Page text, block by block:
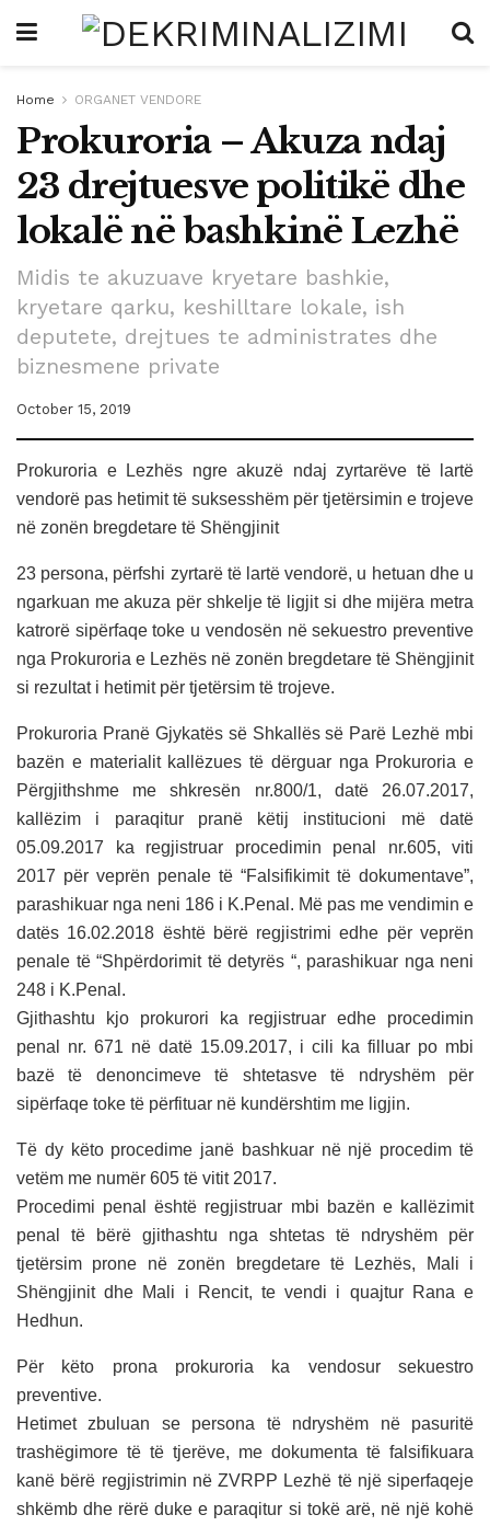
Home ORGANET VENDORE
Prokuroria – Akuza ndaj
23 drejtuesve politikë dhe
lokalë në bashkinë Lezhë
Midis te akuzuave kryetare bashkie,
kryetare qarku, keshilltare lokale, ish
deputete, drejtues te administrates dhe
biznesmene private
October 15, 2019
Prokuroria e Lezhës ngre akuzë ndaj zyrtarëve të lartë
vendorë pas hetimit të suksesshëm për tjetërsimin e trojeve
në zonën bregdetare të Shëngjinit
23 persona, përfshi zyrtarë të lartë vendorë, u hetuan dhe u
ngarkuan me akuza për shkelje të ligjit si dhe mijëra metra
katrorë sipërfaqe toke u vendosën në sekuestro preventive
nga Prokuroria e Lezhës në zonën bregdetare të Shëngjinit
si rezultat i hetimit për tjetërsim të trojeve.
Prokuroria Pranë Gjykatës së Shkallës së Parë Lezhë mbi
bazën e materialit kallëzues të dërguar nga Prokuroria e
Përgjithshme me shkresën nr.800/1, datë 26.07.2017,
kallëzim i paraqitur pranë këtij institucioni më datë
05.09.2017 ka regjistruar procedimin penal nr.605, viti
2017 për veprën penale të “Falsifikimit të dokumentave”,
parashikuar nga neni 186 i K.Penal. Më pas me vendimin e
datës 16.02.2018 është bërë regjistrimi edhe për veprën
penale të “Shpërdorimit të detyrës “, parashikuar nga neni
248 i K.Penal.
Gjithashtu kjo prokurori ka regjistruar edhe procedimin
penal nr. 671 në datë 15.09.2017, i cili ka filluar po mbi
bazë të denoncimeve të shtetasve të ndryshëm për
sipërfaqe toke të përfituar në kundërshtim me ligjin.
Të dy këto procedime janë bashkuar në një procedim të
vetëm me numër 605 të vitit 2017.
Procedimi penal është regjistruar mbi bazën e kallëzimit
penal të bërë gjithashtu nga shtetas të ndryshëm për
tjetërsim prone në zonën bregdetare të Lezhës, Mali i
Shëngjinit dhe Mali i Rencit, te vendi i quajtur Rana e
Hedhun.
Për këto prona prokuroria ka vendosur sekuestro
preventive.
Hetimet zbuluan se persona të ndryshëm në pasuritë
trashëgimore të të tjerëve, me dokumenta të falsifikuara
kanë bërë regjistrimin në ZVRPP Lezhë të një siperfaqeje
shkëmb dhe rërë duke e paraqitur si tokë arë, në një kohë